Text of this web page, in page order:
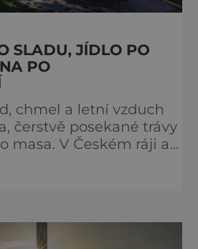
SLADU, JÍDLO PO
PO
chmel a letní vzduch
čerstvě posekané trávy
masa. V Českém ráji a
proudem. Není to
dni patří nejen výhled,